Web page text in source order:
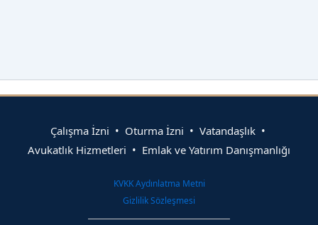
Çalışma İzni • Oturma İzni • Vatandaşlık •
Avukatlık Hizmetleri • Emlak ve Yatırım Danışmanlığı
KVKK Aydınlatma Metni
Gizlilik Sözleşmesi